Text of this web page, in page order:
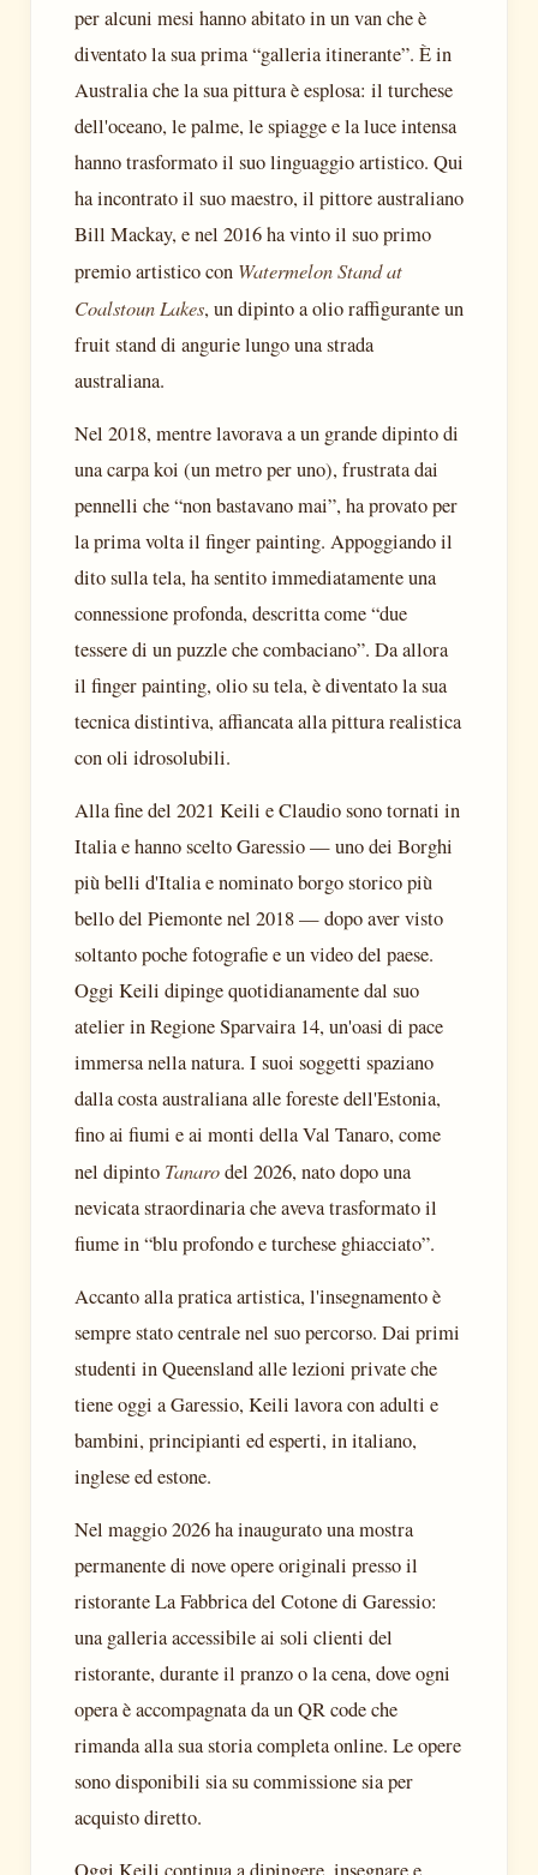
per alcuni mesi hanno abitato in un van che è
diventato la sua prima “galleria itinerante”. È in
Australia che la sua pittura è esplosa: il turchese
dell'oceano, le palme, le spiagge e la luce intensa
hanno trasformato il suo linguaggio artistico. Qui
ha incontrato il suo maestro, il pittore australiano
Bill Mackay, e nel 2016 ha vinto il suo primo
premio artistico con Watermelon Stand at
Coalstoun Lakes, un dipinto a olio raffigurante un
fruit stand di angurie lungo una strada
australiana.
Nel 2018, mentre lavorava a un grande dipinto di
una carpa koi (un metro per uno), frustrata dai
pennelli che “non bastavano mai”, ha provato per
la prima volta il finger painting. Appoggiando il
dito sulla tela, ha sentito immediatamente una
connessione profonda, descritta come “due
tessere di un puzzle che combaciano”. Da allora
il finger painting, olio su tela, è diventato la sua
tecnica distintiva, affiancata alla pittura realistica
con oli idrosolubili.
Alla fine del 2021 Keili e Claudio sono tornati in
Italia e hanno scelto Garessio — uno dei Borghi
più belli d'Italia e nominato borgo storico più
bello del Piemonte nel 2018 — dopo aver visto
soltanto poche fotografie e un video del paese.
Oggi Keili dipinge quotidianamente dal suo
atelier in Regione Sparvaira 14, un'oasi di pace
immersa nella natura. I suoi soggetti spaziano
dalla costa australiana alle foreste dell'Estonia,
fino ai fiumi e ai monti della Val Tanaro, come
nel dipinto Tanarodel 2026, nato dopo una
nevicata straordinaria che aveva trasformato il
fiume in “blu profondo e turchese ghiacciato”.
Accanto alla pratica artistica, l'insegnamento è
sempre stato centrale nel suo percorso. Dai primi
studenti in Queensland alle lezioni private che
tiene oggi a Garessio, Keili lavora con adulti e
bambini, principianti ed esperti, in italiano,
inglese ed estone.
Nel maggio 2026 ha inaugurato una mostra
permanente di nove opere originali presso il
ristorante La Fabbrica del Cotone di Garessio:
una galleria accessibile ai soli clienti del
ristorante, durante il pranzo o la cena, dove ogni
opera è accompagnata da un QR code che
rimanda alla sua storia completa online. Le opere
sono disponibili sia su commissione sia per
acquisto diretto.